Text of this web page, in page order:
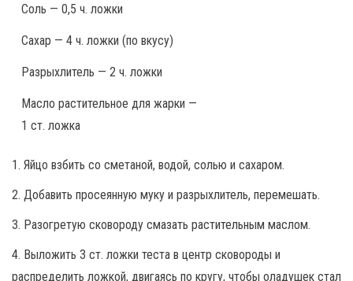
Соль — 0,5 ч. ложки
Сахар — 4 ч. ложки (по вкусу)
Разрыхлитель — 2 ч. ложки
Масло растительное для жарки —
1 ст. ложка
1. Яйцо взбить со сметаной, водой, солью и сахаром.
2. Добавить просеянную муку и разрыхлитель, перемешать.
3. Разогретую сковороду смазать растительным маслом.
4. Выложить 3 ст. ложки теста в центр сковороды и
распределить ложкой, двигаясь по кругу, чтобы оладушек стал